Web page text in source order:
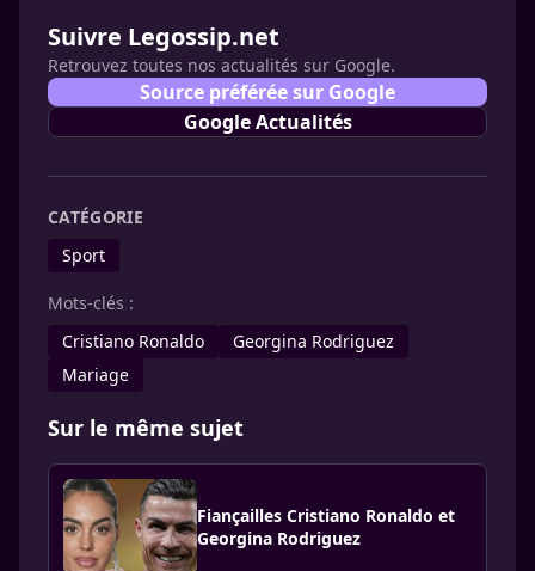
Suivre Legossip.net
Retrouvez toutes nos actualités sur Google.
Source préférée sur Google
Google Actualités
CATÉGORIE
Sport
Mots-clés :
Cristiano Ronaldo
Georgina Rodriguez
Mariage
Sur le même sujet
Fiançailles Cristiano Ronaldo et
Georgina Rodriguez